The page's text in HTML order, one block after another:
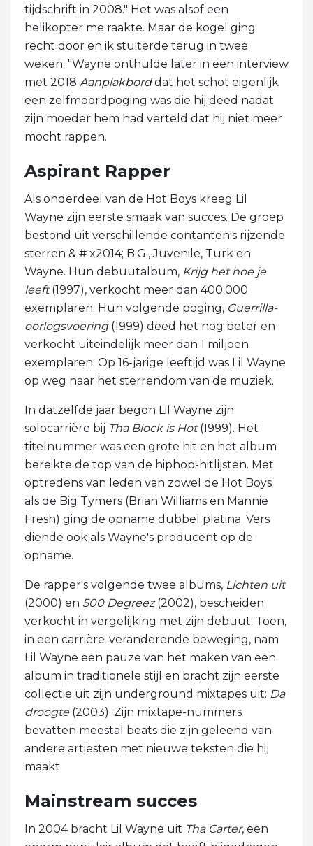
tijdschrift in 2008." Het was alsof een
helikopter me raakte. Maar de kogel ging
recht door en ik stuiterde terug in twee
weken. "Wayne onthulde later in een interview
met 2018 Aanplakborddat het schot eigenlijk
een zelfmoordpoging was die hij deed nadat
zijn moeder hem had verteld dat hij niet meer
mocht rappen.
Aspirant Rapper
Als onderdeel van de Hot Boys kreeg Lil
Wayne zijn eerste smaak van succes. De groep
bestond uit verschillende contanten's rijzende
sterren & # x2014; B.G., Juvenile, Turk en
Wayne. Hun debuutalbum, Krijg het hoe je
leeft(1997), verkocht meer dan 400.000
exemplaren. Hun volgende poging, Guerrilla-
oorlogsvoering(1999) deed het nog beter en
verkocht uiteindelijk meer dan 1 miljoen
exemplaren. Op 16-jarige leeftijd was Lil Wayne
op weg naar het sterrendom van de muziek.
In datzelfde jaar begon Lil Wayne zijn
solocarrière bij Tha Block is Hot(1999). Het
titelnummer was een grote hit en het album
bereikte de top van de hiphop-hitlijsten. Met
optredens van leden van zowel de Hot Boys
als de Big Tymers (Brian Williams en Mannie
Fresh) ging de opname dubbel platina. Vers
diende ook als Wayne's producent op de
opname.
De rapper's volgende twee albums, Lichten uit
(2000) en 500 Degreez(2002), bescheiden
verkocht in vergelijking met zijn debuut. Toen,
in een carrière-veranderende beweging, nam
Lil Wayne een pauze van het maken van een
album in traditionele stijl en bracht zijn eerste
collectie uit zijn underground mixtapes uit: Da
droogte(2003). Zijn mixtape-nummers
bevatten meestal beats die zijn geleend van
andere artiesten met nieuwe teksten die hij
maakt.
Mainstream succes
In 2004 bracht Lil Wayne uit Tha Carter, een